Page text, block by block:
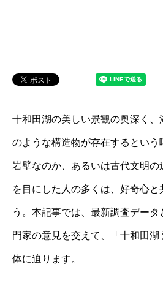
十和田湖の美しい景観の奥深く、
のような構造物が存在するとい
岩壁なのか、あるいは古代文明
を目にした人の多くは、好奇心と
う。本記事では、最新調査デー
門家の意見を交えて、「十和田
体に迫ります。